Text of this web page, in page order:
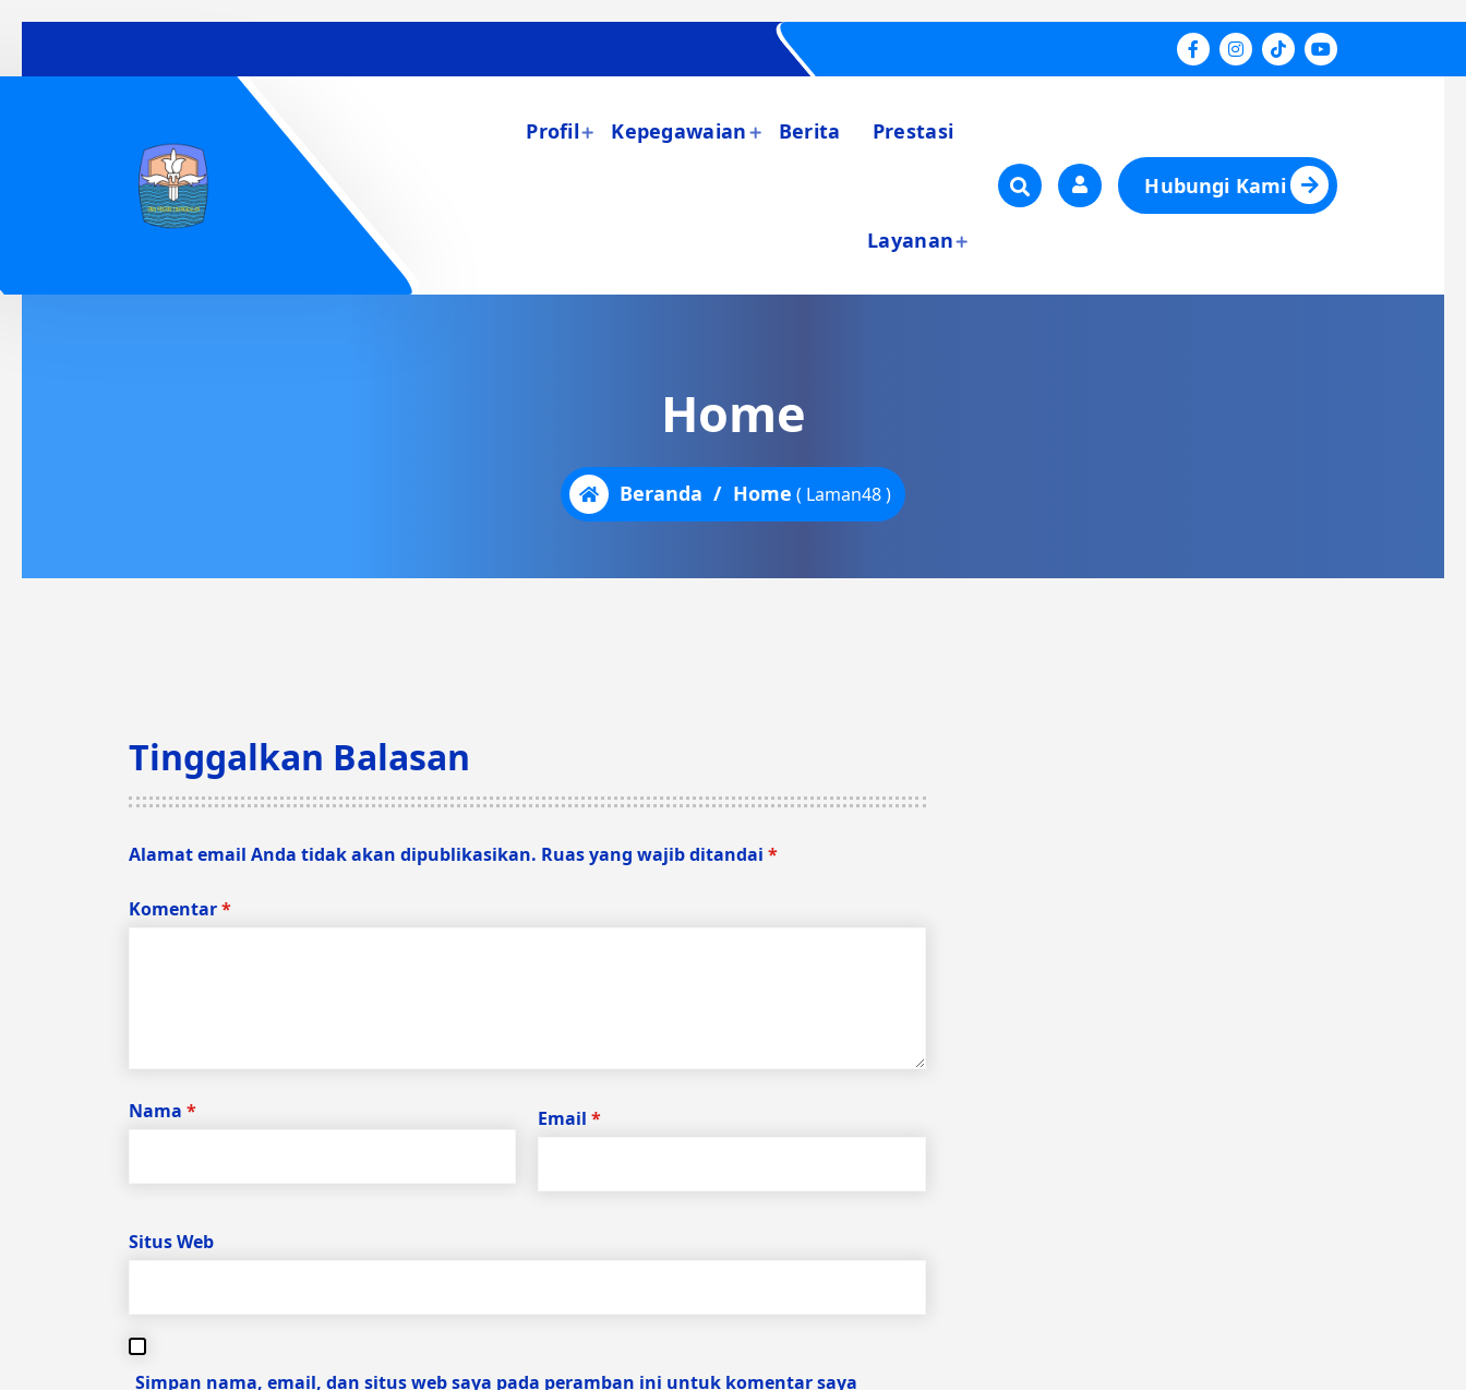
Profil Kepegawaian Berita Prestasi
Layanan
Hubungi Kami
Home
Beranda / Home ( Laman48 )
Tinggalkan Balasan
Alamat email Anda tidak akan dipublikasikan. Ruas yang wajib ditandai *
Komentar*
Nama * Email*
Situs Web
Simpan nama, email, dan situs web saya pada peramban ini untuk komentar saya